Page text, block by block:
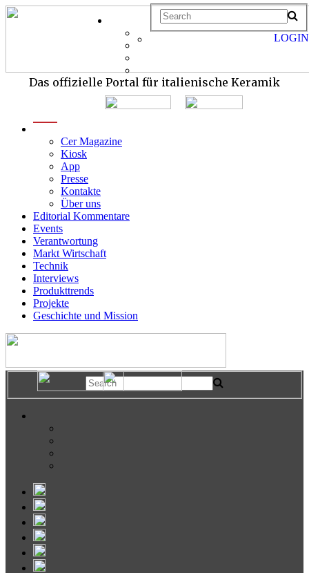
Das offizielle Portal für italienische Keramik
Cer Magazine
Kiosk
App
Presse
Kontakte
Über uns
Editorial Kommentare
Events
Verantwortung
Markt Wirtschaft
Technik
Interviews
Produkttrends
Projekte
Geschichte und Mission
LOGIN